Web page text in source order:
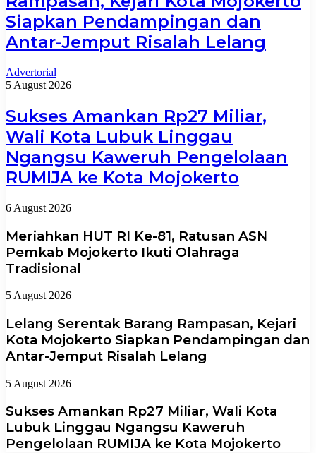
Siapkan Pendampingan dan
Antar-Jemput Risalah Lelang
Advertorial
5 August 2026
Sukses Amankan Rp27 Miliar,
Wali Kota Lubuk Linggau
Ngangsu Kaweruh Pengelolaan
RUMIJA ke Kota Mojokerto
6 August 2026
Meriahkan HUT RI Ke-81, Ratusan ASN
Pemkab Mojokerto Ikuti Olahraga
Tradisional
5 August 2026
Lelang Serentak Barang Rampasan, Kejari
Kota Mojokerto Siapkan Pendampingan dan
Antar-Jemput Risalah Lelang
5 August 2026
Sukses Amankan Rp27 Miliar, Wali Kota
Lubuk Linggau Ngangsu Kaweruh
Pengelolaan RUMIJA ke Kota Mojokerto